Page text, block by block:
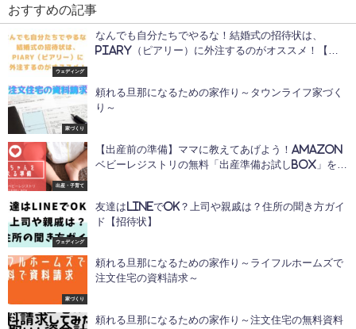
おすすめの記事
ウェディング
なんでも自分たちでやるな！結婚式の招待状は、
PIARY（ピアリー）に外注するのがオススメ！【ペ
家づくり
頼れる旦那になるための家作り～タウンライフ家づく
り～
出産・子育て
【出産前の準備】ママに教えてあげよう！Amazon
ベビーレジストリの無料「出産準備お試しBOX」をゲ
ウェディング
友達はLINEでOK？上司や親戚は？住所の聞き方ガイ
ド【招待状】
家づくり
頼れる旦那になるための家作り～ライフルホームズで
注文住宅の資料請求～
頼れる旦那になるための家作り～注文住宅の無料資料